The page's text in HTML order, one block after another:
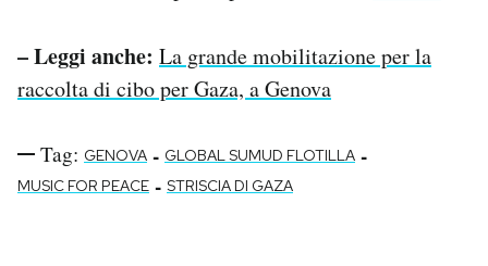
– Leggi anche: La grande mobilitazione per la
raccolta di cibo per Gaza, a Genova
Tag: GENOVA - GLOBAL SUMUD FLOTILLA -
MUSIC FOR PEACE - STRISCIA DI GAZA